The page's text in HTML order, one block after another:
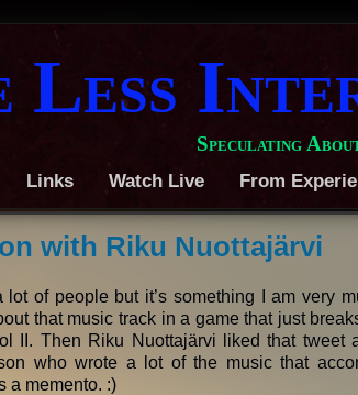
Less
Speculating
Links Watch Live From
with Riku Nuottajärvi
of people but it’s something I am very
that music track in a game that just
II. Then Riku Nuottajärvi liked that tweet
who wrote a lot of the music that
a memento. :)